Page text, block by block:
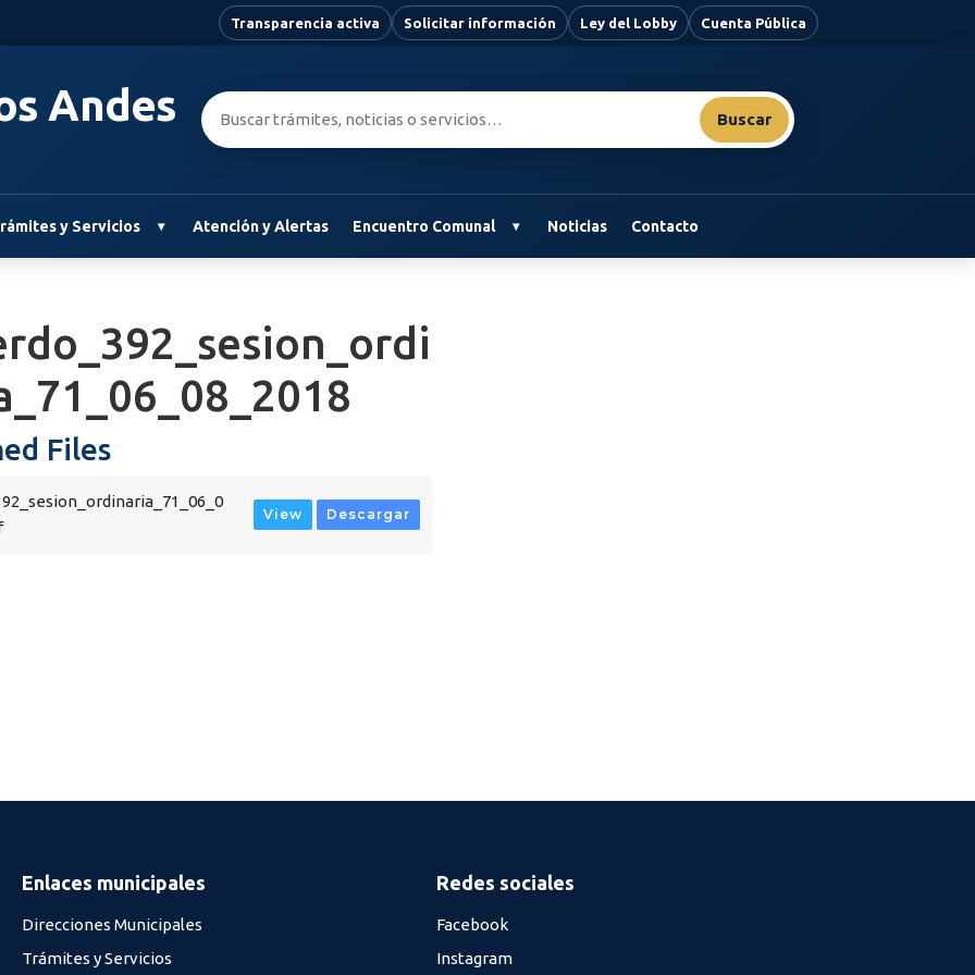
Transparencia activa Solicitar información Ley del Lobby Cuenta Pública
Andes Buscar:
Buscar
y Servicios Atención y Alertas Encuentro Comunal Noticias Contacto
Files
View Descargar
Enlaces municipales
Direcciones Municipales
Trámites y Servicios
Redes sociales
Facebook
Instagram